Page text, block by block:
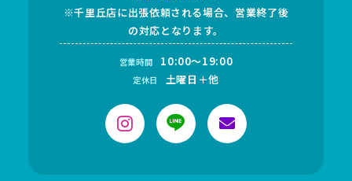
※千里丘店に出張依頼される場合、営業終了後
の対応となります。
営業時間 10:00～19:00
定休日 土曜日＋他